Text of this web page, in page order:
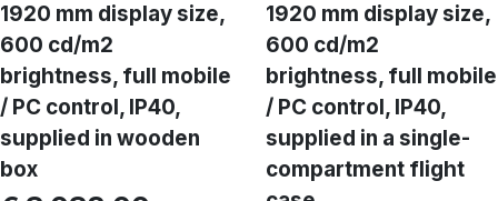
1920 mm display size,
600 cd/m2
brightness, full mobile
/ PC control, IP40,
supplied in wooden
box
1920 mm display size,
600 cd/m2
brightness, full mobile
/ PC control, IP40,
supplied in a single-
compartment flight